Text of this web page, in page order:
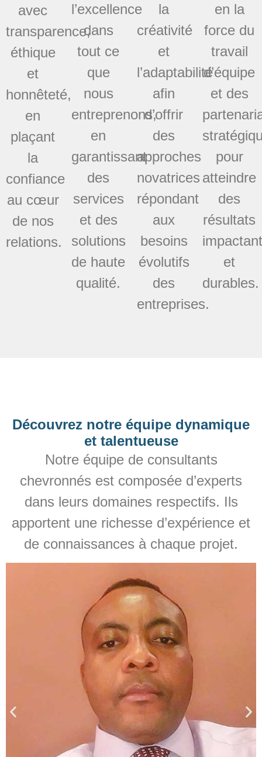
avec
transparence,
éthique
et
honnêteté,
en
plaçant
la
confiance
au cœur
de nos
relations.
l’excellence
dans
tout ce
que
nous
entreprenons,
en
garantissant
des
services
et des
solutions
de haute
qualité.
la
créativité
et
l’adaptabilité
afin
d’offrir
des
approches
novatrices
répondant
aux
besoins
évolutifs
des
entreprises.
en la
force du
travail
d’équipe
et des
pour
atteindre
des
résultats
et
durables.
Découvrez notre équipe dynamique
et talentueuse
Notre équipe de consultants
chevronnés est composée d’experts
dans leurs domaines respectifs. Ils
apportent une richesse d’expérience et
de connaissances à chaque projet.